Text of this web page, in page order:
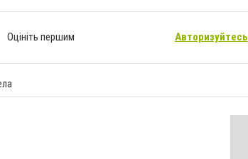
Оцініть першим Авторизуйтесь